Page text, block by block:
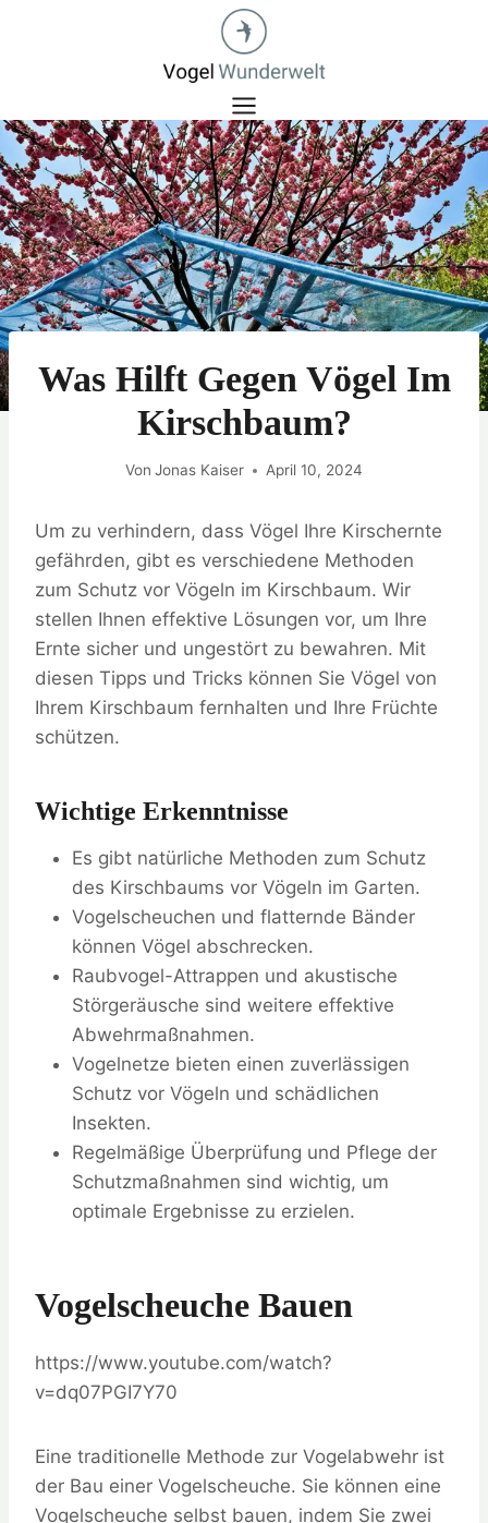
Was Hilft Gegen Vögel Im
Kirschbaum?
Von Jonas Kaiser April 10, 2024
Um zu verhindern, dass Vögel Ihre Kirschernte
gefährden, gibt es verschiedene Methoden
zum Schutz vor Vögeln im Kirschbaum. Wir
stellen Ihnen effektive Lösungen vor, um Ihre
Ernte sicher und ungestört zu bewahren. Mit
diesen Tipps und Tricks können Sie Vögel von
Ihrem Kirschbaum fernhalten und Ihre Früchte
schützen.
Wichtige Erkenntnisse
Es gibt natürliche Methoden zum Schutz
des Kirschbaums vor Vögeln im Garten.
Vogelscheuchen und flatternde Bänder
können Vögel abschrecken.
Raubvogel-Attrappen und akustische
Störgeräusche sind weitere effektive
Abwehrmaßnahmen.
Vogelnetze bieten einen zuverlässigen
Schutz vor Vögeln und schädlichen
Insekten.
Regelmäßige Überprüfung und Pflege der
Schutzmaßnahmen sind wichtig, um
optimale Ergebnisse zu erzielen.
Vogelscheuche Bauen
https://www.youtube.com/watch?
v=dq07PGI7Y70
Eine traditionelle Methode zur Vogelabwehr ist
der Bau einer Vogelscheuche. Sie können eine
Vogelscheuche selbst bauen, indem Sie zwei